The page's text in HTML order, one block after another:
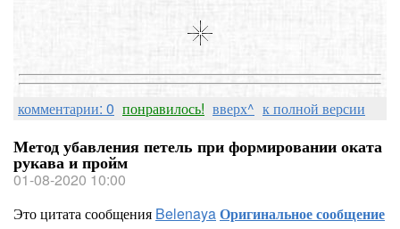
комментарии: 0 понравилось! вверх^ к полной версии
Метод убавления петель при формировании оката
рукава и пройм
01-08-2020 10:00
Это цитата сообщения BelenayaОригинальное сообщение